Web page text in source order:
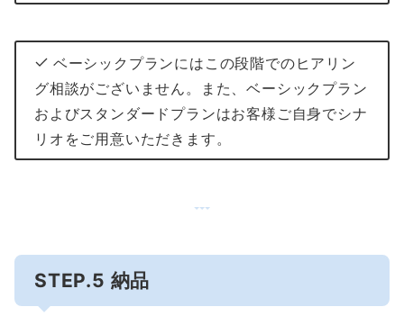
ベーシックプランにはこの段階でのヒアリン
グ相談がございません。また、ベーシックプラン
およびスタンダードプランはお客様ご自身でシナ
リオをご用意いただきます。
STEP.5 納品